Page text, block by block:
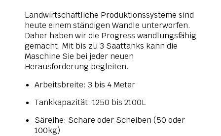
Landwirtschaftliche Produktionssysteme sind
heute einem ständigen Wandle unterworfen.
Daher haben wir die Progress wandlungsfähig
gemacht. Mit bis zu 3 Saattanks kann die
Maschine Sie bei jeder neuen
Herausforderung begleiten.
Arbeitsbreite: 3 bis 4 Meter
Tankkapazität: 1250 bis 2100L
Säreihe: Schare oder Scheiben (50 oder
100kg)